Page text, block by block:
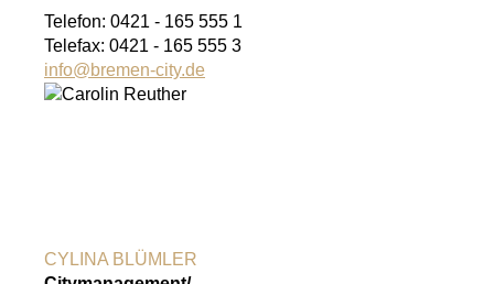
Telefon: 0421 - 165 555 1
Telefax: 0421 - 165 555 3
info@bremen-city.de
CYLINA BLÜMLER